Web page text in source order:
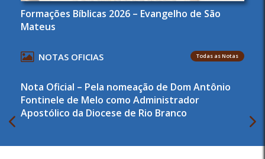
Formações Bíblicas 2026 – Evangelho de São
Mateus
NOTAS OFICIAS Todas as Notas
Nota Oficial – Pela nomeação de Dom Antônio
Fontinele de Melo como Administrador
Apostólico da Diocese de Rio Branco